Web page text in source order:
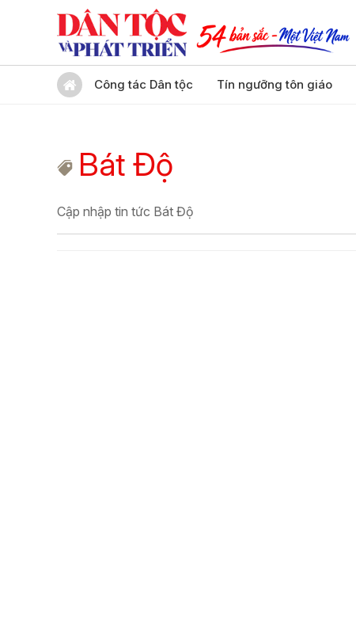
Công tác Dân tộc Tín ngưỡng tôn giáo
Bát Độ
Cập nhập tin tức Bát Độ